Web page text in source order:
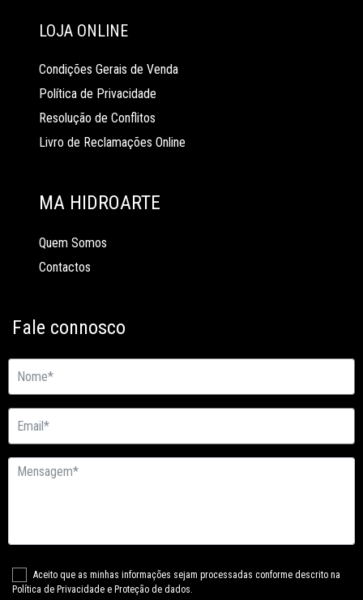
LOJA ONLINE
Condições Gerais de Venda
Política de Privacidade
Resolução de Conflitos
Livro de Reclamações Online
MA HIDROARTE
Quem Somos
Contactos
Fale connosco
Aceito que as minhas informações sejam processadas conforme descrito na
Política de Privacidade e Proteção de dados.